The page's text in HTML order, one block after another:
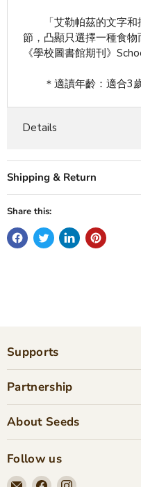
「艾勒帕茲的文字和
節，凸顯只選擇一種食
《學校圖書館期刊》
＊適讀年齡：適合3
Details
Shipping & Return
Share this:
Supports
Partnership
About Seeds
Follow us
EmailFind Find